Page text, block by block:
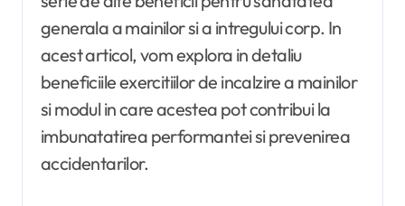
generala a mainilor si a intregului corp. In
acest articol, vom explora in detaliu
beneficiile exercitiilor de incalzire a mainilor
si modul in care acestea pot contribui la
imbunatatirea performantei si prevenirea
accidentarilor.